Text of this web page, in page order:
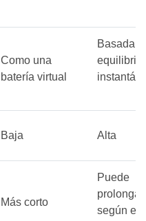
Como una
batería virtual
Basada
equilibrio
Baja Alta
Más corto
Puede
según el